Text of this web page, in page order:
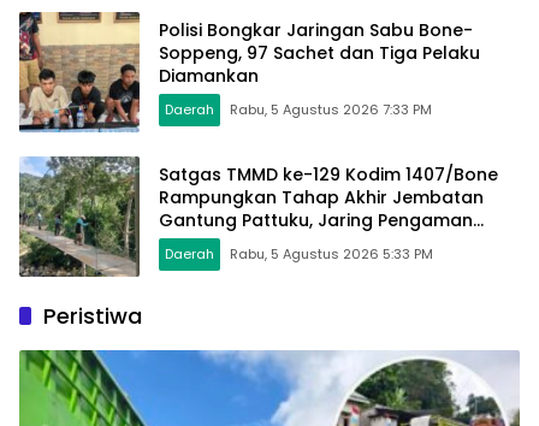
Polisi Bongkar Jaringan Sabu Bone-
Soppeng, 97 Sachet dan Tiga Pelaku
Diamankan
Daerah Rabu, 5 Agustus 2026 7:33 PM
Satgas TMMD ke-129 Kodim 1407/Bone
Rampungkan Tahap Akhir Jembatan
Gantung Pattuku, Jaring Pengaman
Mulai Terpasang
Daerah Rabu, 5 Agustus 2026 5:33 PM
Peristiwa